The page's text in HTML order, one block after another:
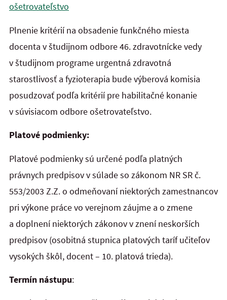
ošetrovateľstvo
Plnenie kritérií na obsadenie funkčného miesta
docenta v študijnom odbore 46. zdravotnícke vedy
v študijnom programe urgentná zdravotná
starostlivosť a fyzioterapia bude výberová komisia
posudzovať podľa kritérií pre habilitačné konanie
v súvisiacom odbore ošetrovateľstvo.
Platové podmienky:
Platové podmienky sú určené podľa platných
právnych predpisov v súlade so zákonom NR SR č.
553/2003 Z.Z. o odmeňovaní niektorých zamestnancov
pri výkone práce vo verejnom záujme a o zmene
a doplnení niektorých zákonov v znení neskorších
predpisov (osobitná stupnica platových taríf učiteľov
vysokých škôl, docent – 10. platová trieda).
Termín nástupu: